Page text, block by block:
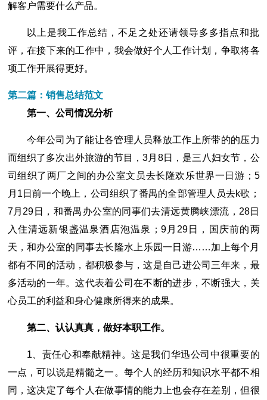
解客户需要什么产品。
以上是我工作总结，不足之处还请领导多多指点和批
评，在接下来的工作中，我会做好个人工作计划，争取将各
项工作开展得更好。
第二篇：销售总结范文
第一、公司情况分析
今年公司为了能让各管理人员释放工作上所带的的压力
而组织了多次出外旅游的节目，3月8日，是三八妇女节，公
司组织了两厂之间的办公室文员去长隆欢乐世界一日游；5
月1日前一个晚上，公司组织了番禺的全部管理人员去k歌；
7月29日，和番禺办公室的同事们去清远黄腾峡漂流，28日
入住清远新银盏温泉酒店泡温泉；9月29日，国庆前的两
天，和办公室的同事去长隆水上乐园一日游……加上每个月
都有不同的活动，都积极参与，这是自己进公司三年来，最
多活动的一年。这代表着公司在不断的进步，不断强大，关
心员工的利益和身心健康所得来的成果。
第二、认认真真，做好本职工作。
1、责任心和奉献精神。这是我们华迅公司中很重要的
一点，可以说是精髓之一。每个人的经历和知识水平都不相
同，这决定了每个人在做事情的能力上也会存在差别，但很